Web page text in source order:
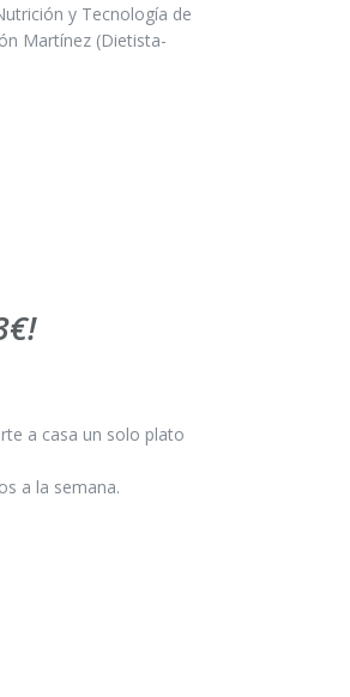
y Tecnología de
Martínez (Dietista-
a casa un solo plato
a la semana.